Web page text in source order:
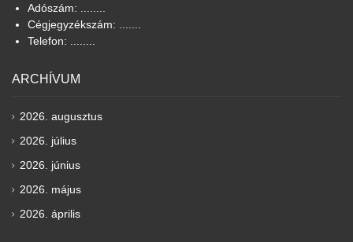
Adószám: ........
Cégjegyzékszám: .......
Telefon: ........
ARCHÍVUM
2026. augusztus
2026. július
2026. június
2026. május
2026. április